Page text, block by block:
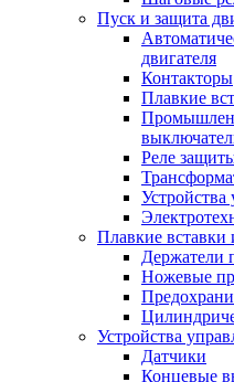
Пуск и защита
двигателя
Контакторы
Плавкие
Реле
Устройства
Плавкие вставки
Держатели
Ножевые
Устройства
Датчики
Концевые